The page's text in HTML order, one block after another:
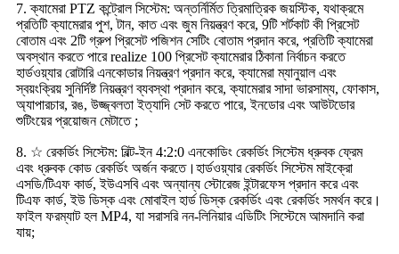
7. ক্যামেরা PTZ কন্ট্রোল সিস্টেম: অন্তর্নির্মিত ত্রিমাত্রিক জয়স্টিক, যথাক্রমে
প্রতিটি ক্যামেরার পুশ, টান, কাত এবং জুম নিয়ন্ত্রণ করে, 9টি শর্টকাট কী প্রিসেট
বোতাম এবং 2টি গ্রুপ প্রিসেট পজিশন সেটিং বোতাম প্রদান করে, প্রতিটি ক্যামেরা
অবস্থান করতে পারে realize 100 প্রিসেট ক্যামেরার ঠিকানা নির্বাচন করতে
হার্ডওয়্যার রোটারি এনকোডার নিয়ন্ত্রণ প্রদান করে, ক্যামেরা ম্যানুয়াল এবং
স্বয়ংক্রিয় সুনির্দিষ্ট নিয়ন্ত্রণ ব্যবস্থা প্রদান করে, ক্যামেরার সাদা ভারসাম্য, ফোকাস,
অ্যাপারচার, রঙ, উজ্জ্বলতা ইত্যাদি সেট করতে পারে, ইনডোর এবং আউটডোর
শুটিংয়ের প্রয়োজন মেটাতে ;
8. ☆ রেকর্ডিং সিস্টেম: বিল্ট-ইন 4:2:0 এনকোডিং রেকর্ডিং সিস্টেম ধ্রুবক ফ্রেম
এবং ধ্রুবক কোড রেকর্ডিং অর্জন করতে।হার্ডওয়্যার রেকর্ডিং সিস্টেম মাইক্রো
এসডি/টিএফ কার্ড, ইউএসবি এবং অন্যান্য স্টোরেজ ইন্টারফেস প্রদান করে এবং
টিএফ কার্ড, ইউ ডিস্ক এবং মোবাইল হার্ড ডিস্ক রেকর্ডিং এবং রেকর্ডিং সমর্থন করে।
ফাইল ফরম্যাট হল MP4, যা সরাসরি নন-লিনিয়ার এডিটিং সিস্টেমে আমদানি করা
যায়;